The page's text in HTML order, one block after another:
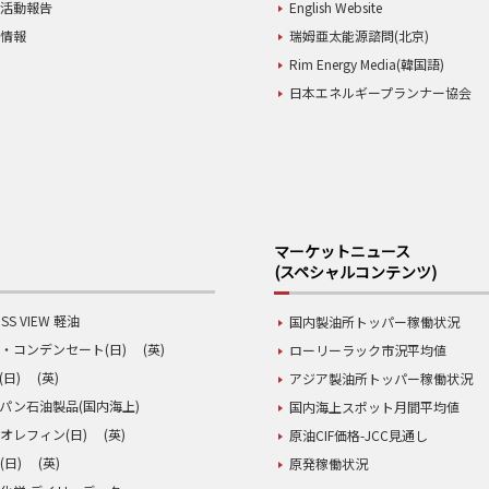
動報告
報
English Website
瑞姆亜太能源諮問(北京)
Rim Energy Media(韓国語)
日本エネルギープランナー協会
VIEW 軽油
コンデンセート(日)
(英)
日)
(英)
ン石油製品(国内海上)
レフィン(日)
(英)
日)
(英)
マーケットニュース
(スペシャルコンテンツ)
国内製油所トッパー稼働状況
ローリーラック市況平均値
アジア製油所トッパー稼働状況
国内海上スポット月間平均値
原油CIF価格-JCC見通し
原発稼働状況